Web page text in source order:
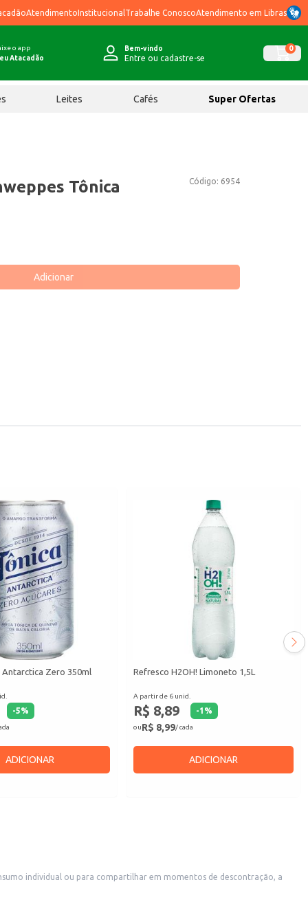
AtendimentoInstitucional Trabalhe ConoscoAtendimento em Libras
o app
Atacadão
Bem-vindo
Entre ou cadastre-se
0
Leites Cafés Super Ofertas
Código: 6954
Tônica
Adicionar
Antarctica Zero 350ml
-5%
ADICIONAR
Refresco H2OH! Limoneto 1,5L
A partir de 6 unid.
R$ 8,89 -1 %
ouR$ 8,99/ cada
ADICIONAR
individual ou para compartilhar em momentos de descontração, a